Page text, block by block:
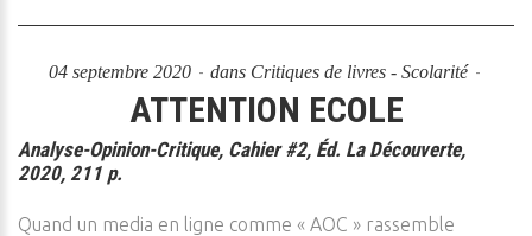
04 septembre 2020 dans Critiques de livres - Scolarité
ATTENTION ECOLE
Analyse-Opinion-Critique, Cahier #2, Éd. La Découverte,
2020, 211 p.
Quand un media en ligne comme « AOC » rassemble